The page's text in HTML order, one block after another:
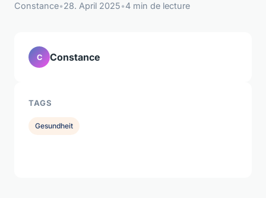
Constance•28. April 2025•4 min de lecture
C Constance
TAGS
Gesundheit